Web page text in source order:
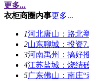
更多...
衣柜商圈内事更多...
1河北唐山：路北
2山东聊城：投资
3河南禹州：搞好
4江苏盐城：烧结
5广东佛山：南庄